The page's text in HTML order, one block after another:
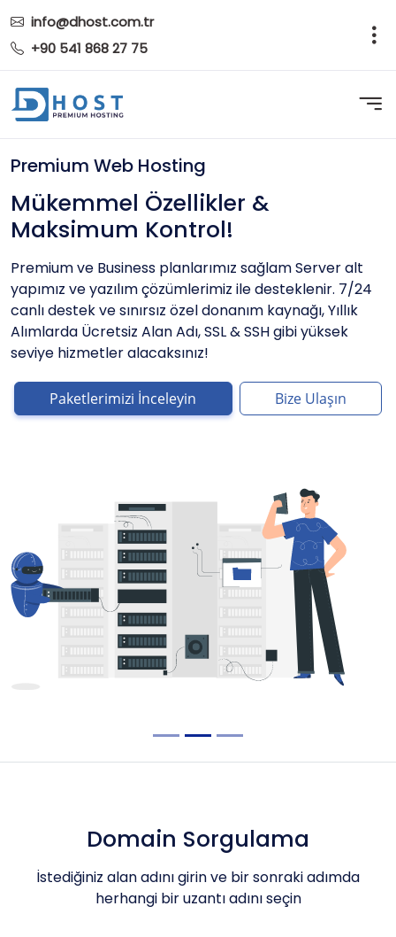
info@dhost.com.tr
+90 541 868 27 75
Premium Web Hosting
Mükemmel Özellikler &
Maksimum Kontrol!
Premium ve Business planlarımız sağlam Server alt
yapımız ve yazılım çözümlerimiz ile desteklenir. 7/24
canlı destek ve sınırsız özel donanım kaynağı, Yıllık
Alımlarda Ücretsiz Alan Adı, SSL & SSH gibi yüksek
seviye hizmetler alacaksınız!
Paketlerimizi İnceleyin Bize Ulaşın
Domain Sorgulama
İstediğiniz alan adını girin ve bir sonraki adımda
herhangi bir uzantı adını seçin